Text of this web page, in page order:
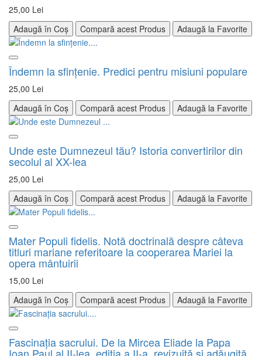
25,00 Lei
Adaugă în Coș
Compară acest Produs Adaugă la Favorite
Îndemn la sfinţenie. Predici pentru misiuni populare
25,00 Lei
Adaugă în Coș
Compară acest Produs Adaugă la Favorite
Unde este Dumnezeul tău? Istoria convertirilor din
secolul al XX-lea
25,00 Lei
Adaugă în Coș
Compară acest Produs Adaugă la Favorite
Mater Populi fidelis. Notă doctrinală despre câteva
titluri mariane referitoare la cooperarea Mariei la
opera mântuirii
15,00 Lei
Adaugă în Coș
Compară acest Produs Adaugă la Favorite
Fascinaţia sacrului. De la Mircea Eliade la Papa
Ioan Paul al II-lea, ediția a II-a, revizuită și adăugită